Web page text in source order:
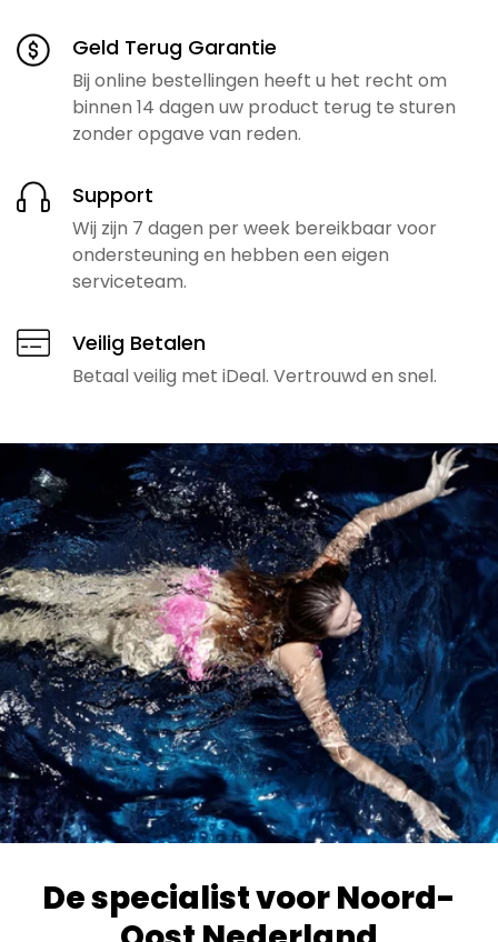
Geld Terug Garantie
Bij online bestellingen heeft u het recht om
binnen 14 dagen uw product terug te sturen
zonder opgave van reden.
Support
Wij zijn 7 dagen per week bereikbaar voor
ondersteuning en hebben een eigen
serviceteam.
Veilig Betalen
Betaal veilig met iDeal. Vertrouwd en snel.
De specialist voor Noord-